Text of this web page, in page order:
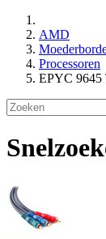
AMD
Processoren
EPYC 9645